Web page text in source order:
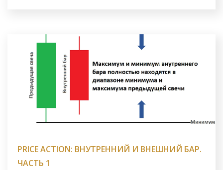
PRICE ACTION: ВНУТРЕННИЙ И ВНЕШНИЙ БАР.
ЧАСТЬ 1